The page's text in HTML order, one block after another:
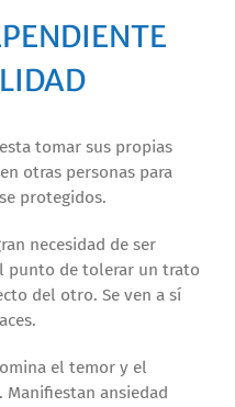
tomar sus propias
otras personas para
protegidos.
necesidad de ser
punto de tolerar un trato
del otro. Se ven a sí
el temor y el
ansiedad